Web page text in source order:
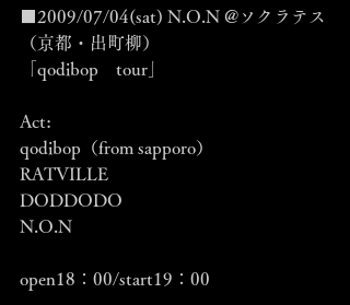
■2009/07/04(sat) N.O.N @ソクラテス
（京都・出町柳）
「qodibop　tour」
Act:
qodibop（from sapporo）
RATVILLE
DODDODO
N.O.N
open18：00/start19：00